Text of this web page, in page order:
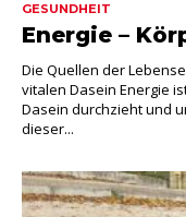
GESUNDHEIT
Energie –
Die Quellen der
vitalen Dasein Energie
Dasein durchzieht und
dieser...